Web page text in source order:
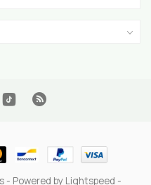
- Powered by Lightspeed -